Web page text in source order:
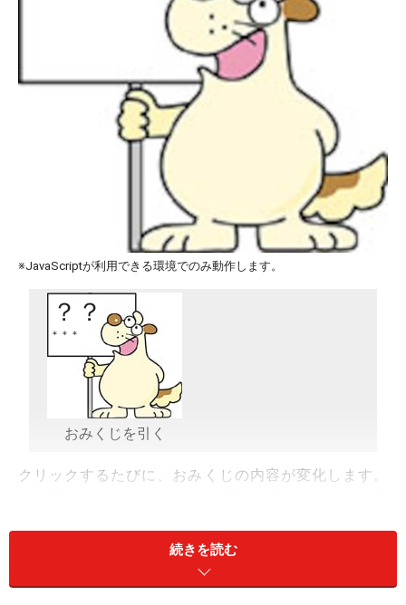
※JavaScriptが利用できる環境でのみ動作します。
？？
＊＊＊
クリックするたびに、おみくじの内容が変化します。
以下のように、ボタンを1回しかクリックできないよう
続きを読む